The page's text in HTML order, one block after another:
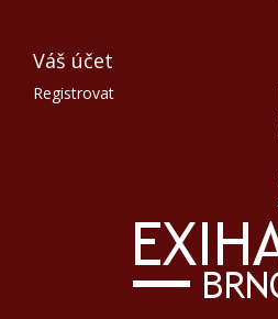
Váš účet
Registrovat